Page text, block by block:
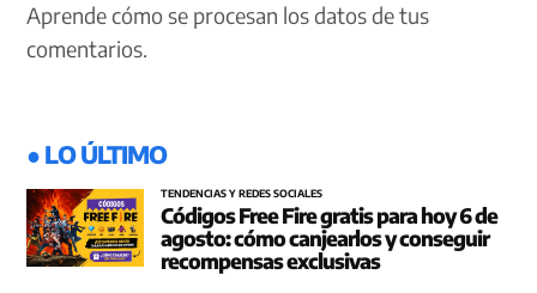
Aprende cómo se procesan los datos de tus
comentarios.
● LO ÚLTIMO
TENDENCIAS Y REDES SOCIALES
Códigos Free Fire gratis para hoy 6 de
agosto: cómo canjearlos y conseguir
recompensas exclusivas